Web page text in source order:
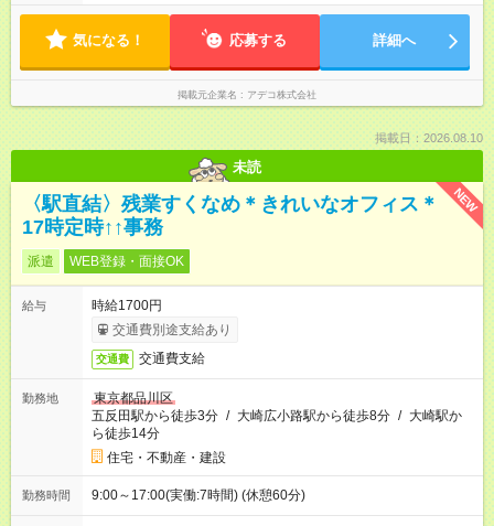
気になる！ 応募する 詳細へ
掲載元企業名 アデコ株式会社
掲載日：2026.08.10
未読
NEW
〈駅直結〉残業すくなめ＊きれいなオフィス＊
17時定時↑↑事務
派遣 WEB登録・面接OK
給与
時給1700円
交通費別途支給あり
交通費 交通費支給
勤務地
東京都品川区
五反田駅から徒歩3分 / 大崎広小路駅から徒歩8分 / 大崎駅か
ら徒歩14分
住宅・不動産・建設
勤務時間 9:00～17:00(実働:7時間) (休憩60分)